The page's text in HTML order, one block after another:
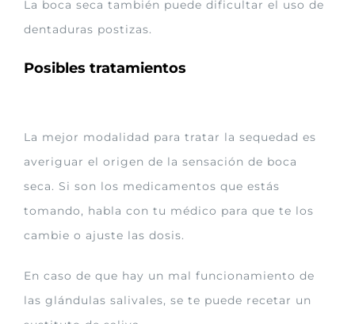
La boca seca también puede dificultar el uso de
dentaduras postizas.
Posibles tratamientos
La mejor modalidad para tratar la sequedad es
averiguar el origen de la sensación de boca
seca. Si son los medicamentos que estás
tomando, habla con tu médico para que te los
cambie o ajuste las dosis.
En caso de que hay un mal funcionamiento de
las glándulas salivales, se te puede recetar un